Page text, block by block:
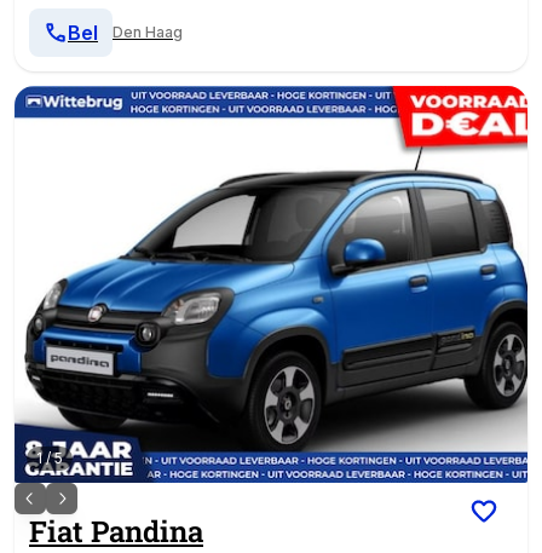
Den Haag
Bel
1/5
Fiat Pandina